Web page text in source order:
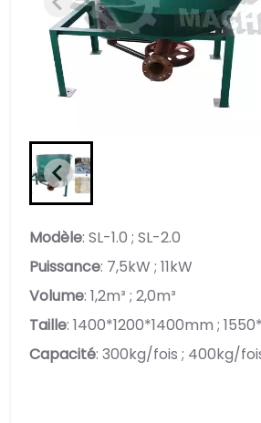
Modèle: SL-1.0 ; SL-2.0
Puissance: 7,5kW ; 11kW
Volume: 1,2m³ ; 2,0m³
Taille: 1400*1200*1400mm ;
Capacité: 300kg/fois ; 400kg/